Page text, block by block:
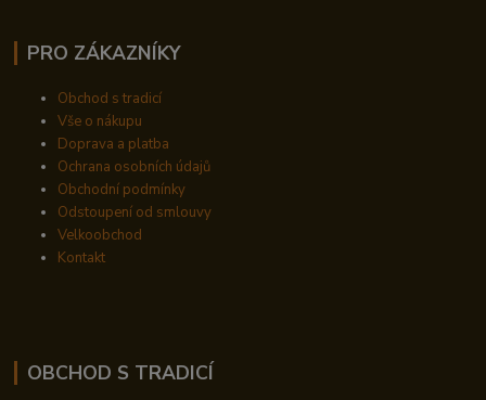
PRO ZÁKAZNÍKY
Obchod s tradicí
Vše o nákupu
Doprava a platba
Ochrana osobních údajů
Obchodní podmínky
Odstoupení od smlouvy
Velkoobchod
Kontakt
OBCHOD S TRADICÍ